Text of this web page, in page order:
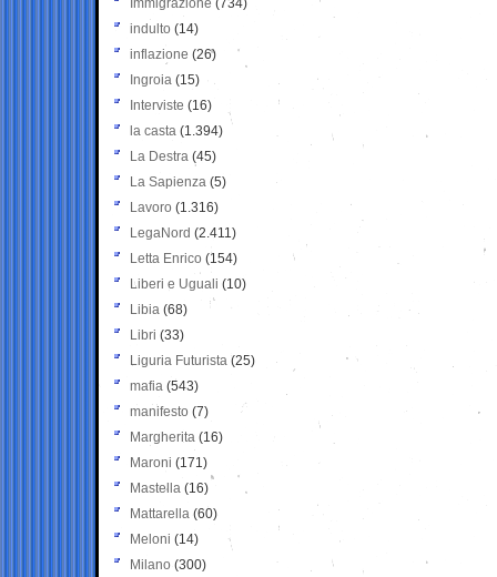
Immigrazione (734)
indulto (14)
inflazione (26)
Ingroia (15)
Interviste (16)
la casta (1.394)
La Destra (45)
La Sapienza (5)
Lavoro (1.316)
LegaNord (2.411)
Letta Enrico (154)
Liberi e Uguali (10)
Libia (68)
Libri (33)
Liguria Futurista (25)
mafia (543)
manifesto (7)
Margherita (16)
Maroni (171)
Mastella (16)
Mattarella (60)
Meloni (14)
Milano (300)